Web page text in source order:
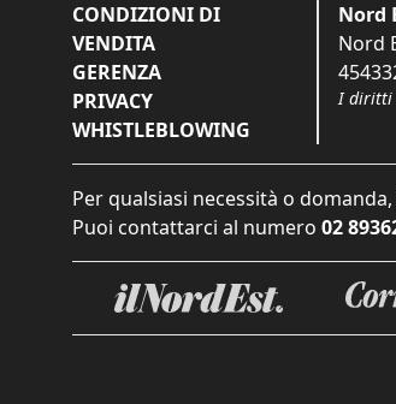
CONDIZIONI DI
VENDITA
GERENZA
PRIVACY
WHISTLEBLOWING
Nord
Nord
I diritti
Per qualsiasi necessità o
Puoi contattarci al numero 02